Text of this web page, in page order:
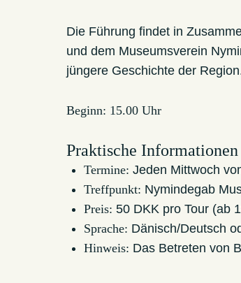
Die Führung findet in
und dem Museumsverein
jüngere Geschichte der
Beginn: 15.00 Uhr
Praktische Informationen
Termine: Jeden Mittwoch
Treffpunkt: Nymindegab
Preis: 50 DKK pro Tour (ab
Sprache: Dänisch/Deutsch
Hinweis: Das Betreten von